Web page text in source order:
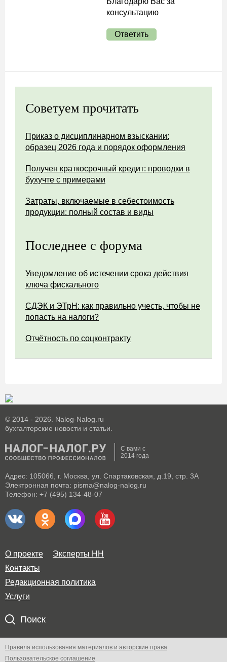
консультацию
Ответить
Советуем прочитать
Приказ о дисциплинарном взыскании:
образец 2026 года и порядок оформления
Получен краткосрочный кредит: проводки в
бухучте с примерами
Затраты, включаемые в себестоимость
продукции: полный состав и виды
Последнее с форума
Уведомление об истечении срока действия
ключа фискального
СДЭК и ЭТрН: как правильно учесть, чтобы не
попасть на налоги?
Отчётность по соцконтракту
© 2014 - 2026. Nalog-Nalog.ru
бухгалтерские новости и статьи.
С вами с
2014 года
Адрес: 105066, г. Москва, ул. Спартаковская, д.19, стр. 3А
Электронная почта: pisma@nalog-nalog.ru
Телефон: +7 (495) 134-48-07
О проекте
Эксперты НН
Контакты
Редакционная политика
Услуги
Поиск
Правила использования материалов и авторские права
Пользовательское соглашение